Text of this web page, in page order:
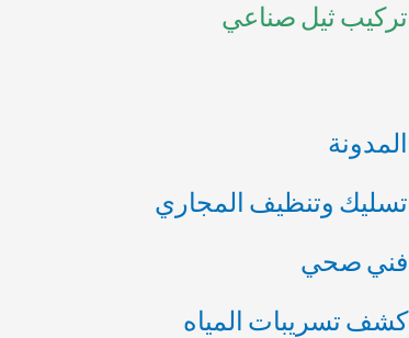
:
تركيب ثيل صناعي
المدونة
تسليك وتنظيف المجاري
فني صحي
كشف تسريبات المياه